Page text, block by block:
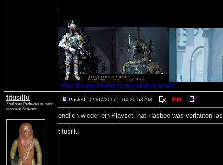
"This Bounty Hunter is my kind of scum."
titusillu
Zopfloser Padawan m. sehr
grossem Schwert
Posted - 09/07/2017 : 04:30:58 AM
endlich wieder ein Playset. hat Hasbeo was verlauten
titusillu